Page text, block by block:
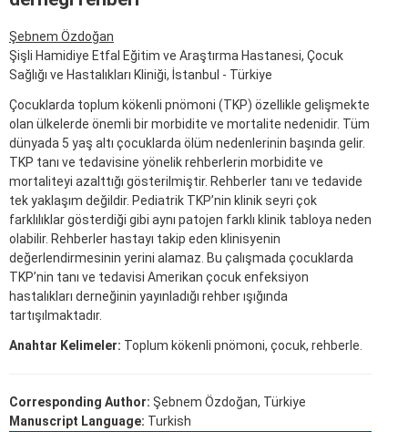
Şebnem Özdoğan
Şişli Hamidiye Etfal Eğitim ve Araştırma Hastanesi, Çocuk
Sağlığı ve Hastalıkları Kliniği, İstanbul - Türkiye
Çocuklarda toplum kökenli pnömoni (TKP) özellikle gelişmekte
olan ülkelerde önemli bir morbidite ve mortalite nedenidir. Tüm
dünyada 5 yaş altı çocuklarda ölüm nedenlerinin başında gelir.
TKP tanı ve tedavisine yönelik rehberlerin morbidite ve
mortaliteyi azalttığı gösterilmiştir. Rehberler tanı ve tedavide
tek yaklaşım değildir. Pediatrik TKP’nin klinik seyri çok
farklılıklar gösterdiği gibi aynı patojen farklı klinik tabloya neden
olabilir. Rehberler hastayı takip eden klinisyenin
değerlendirmesinin yerini alamaz. Bu çalışmada çocuklarda
TKP’nin tanı ve tedavisi Amerikan çocuk enfeksiyon
hastalıkları derneğinin yayınladığı rehber ışığında
tartışılmaktadır.
Anahtar Kelimeler: Toplum kökenli pnömoni, çocuk, rehberle.
Corresponding Author: Şebnem Özdoğan, Türkiye
Manuscript Language: Turkish